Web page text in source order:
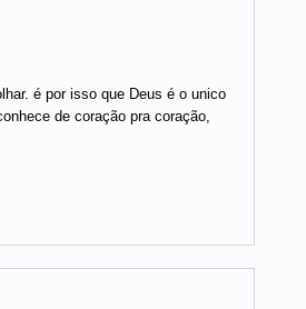
é por isso que Deus é o unico
de coração pra coração,